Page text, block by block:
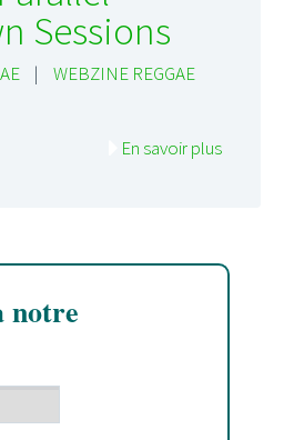
Sessions
| WEBZINE REGGAE
En savoir plus
notre